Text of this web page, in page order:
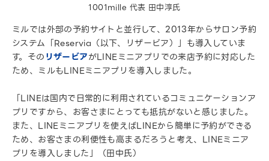
1001mille 代表 田中淳氏
ミルでは外部の予約サイトと並行して、2013年からサロン予約
システム「Reservia（以下、リザービア）」も導入していま
す。そのリザービアがLINEミニアプリでの来店予約に対応した
ため、ミルもLINEミニアプリを導入しました。
「LINEは国内で日常的に利用されているコミュニケーションア
プリですから、お客さまにとっても抵抗がないと感じました。
また、LINEミニアプリを使えばLINEから簡単に予約ができる
ため、お客さまの利便性も高まるだろうと考え、LINEミニア
プリを導入しました」（田中氏）